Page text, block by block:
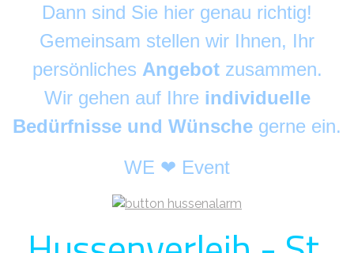
Dann sind Sie hier genau richtig!
Gemeinsam stellen wir Ihnen, Ihr
persönliches Angebot zusammen.
Wir gehen auf Ihre individuelle
Bedürfnisse und Wünsche gerne ein.
WE ❤ Event